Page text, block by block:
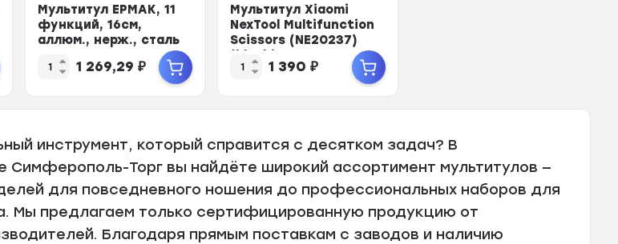
Мультитул ЕРМАК, 11
функций, 16см,
аллюм., нерж., сталь
1 269,29 ₽
Мультитул Xiaomi
NexTool Multifunction
Scissors (NE20237)
(black)
1 390 ₽
инструмент, который справится с десятком задач? В
Симферополь-Торг вы найдёте широкий ассортимент мультитулов —
для повседневного ношения до профессиональных наборов для
Мы предлагаем только сертифицированную продукцию от
Благодаря прямым поставкам с заводов и наличию